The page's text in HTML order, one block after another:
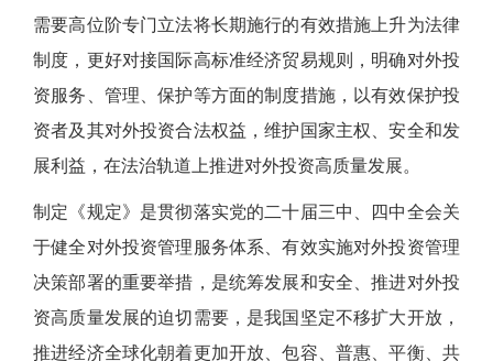
需要高位阶专门立法将长期施行的有效措施上升为法律
制度，更好对接国际高标准经济贸易规则，明确对外投
资服务、管理、保护等方面的制度措施，以有效保护投
资者及其对外投资合法权益，维护国家主权、安全和发
展利益，在法治轨道上推进对外投资高质量发展。
制定《规定》是贯彻落实党的二十届三中、四中全会关
于健全对外投资管理服务体系、有效实施对外投资管理
决策部署的重要举措，是统筹发展和安全、推进对外投
资高质量发展的迫切需要，是我国坚定不移扩大开放，
推进经济全球化朝着更加开放、包容、普惠、平衡、共